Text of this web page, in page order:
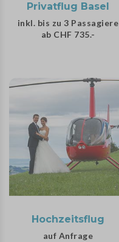
Privatflug Basel
inkl. bis zu 3 Passagiere
ab CHF 735.-
Hochzeitsflug
auf Anfrage